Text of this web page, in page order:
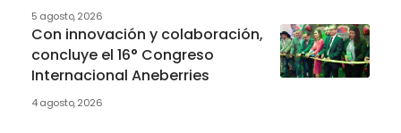
5 agosto, 2026
Con innovación y colaboración,
concluye el 16° Congreso
Internacional Aneberries
4 agosto, 2026